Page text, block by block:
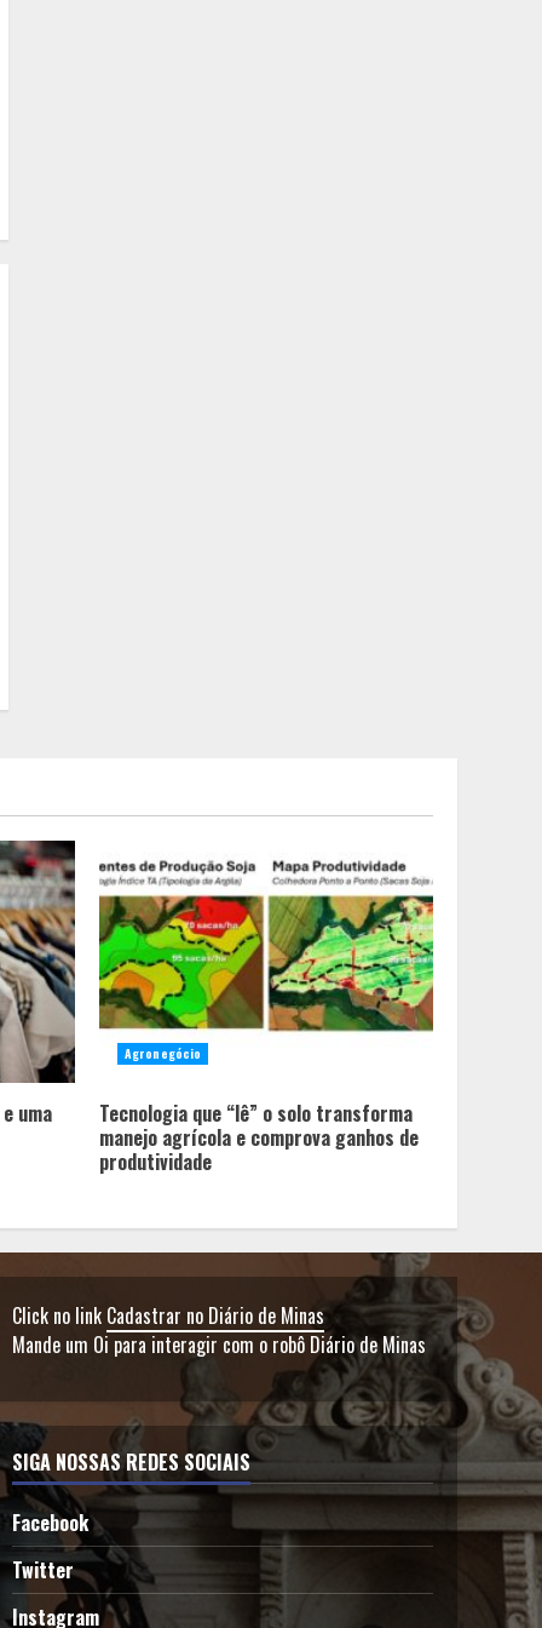
uma
Agronegócio
Tecnologia que “lê” o solo transforma
manejo agrícola e comprova ganhos de
produtividade
Click no link Cadastrar no Diário de Minas
Mande um Oi para interagir com o robô Diário de Minas
SIGA NOSSAS REDES SOCIAIS
Facebook
Twitter
Instagram